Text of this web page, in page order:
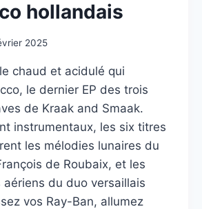
hollandais
2025
chaud et acidulé qui
le dernier EP des trois
de Kraak and Smaak.
instrumentaux, les six titres
les mélodies lunaires du
de Roubaix, et les
aériens du duo versaillais
vos Ray-Ban, allumez